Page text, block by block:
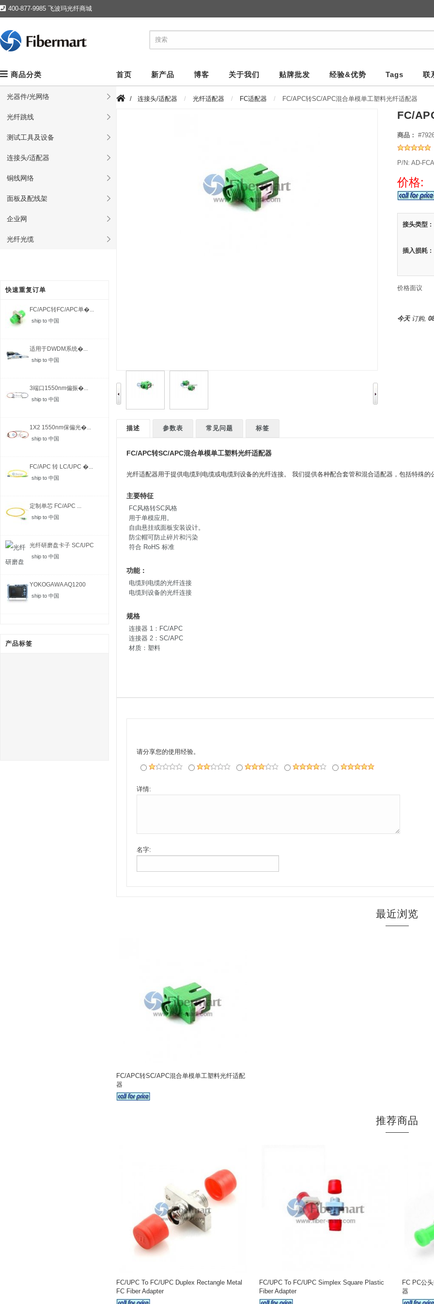
400-877-9985 飞波玛光纤商城
商品分类
光器件/光网络
光纤跳线
测试工具及设备
连接头/适配器
铜线网络
面板及配线架
企业网
光纤光缆
首页 新产品 博客 关于我们 贴牌批发 经验&优势 Tags 联
快速重复订单
FC/APC转FC/APC单�...
ship to 中国
适用于DWDM系统�...
ship to 中国
3端口1550nm偏振�...
ship to 中国
1X2 1550nm保偏光�...
ship to 中国
FC/APC 转 LC/UPC �...
ship to 中国
定制单芯 FC/APC ...
ship to 中国
光纤研磨盘卡子 SC/UPC
ship to 中国
YOKOGAWA AQ1200
MFT-...
ship to 中国
产品标签
/ 连接头/适配器 光纤适配器 FC适配器 FC/APC转SC/APC混合单模单工塑料光纤适配器
FC/
商品：
P/N: AD-
价格:
接头类型 :
插入损耗 :
价格面议
今天订购,
描述 参数表 常见问题 标签
FC/APC转SC/APC混合单模单工塑料光纤适配器
光纤适配器用于提供电缆到电缆或电缆到设备的光纤连接。 我们提供各种配合套管和混合适配器，包括特殊的
主要特征
FC风格转SC风格
用于单模应用。
自由悬挂或面板安装设计。
防尘帽可防止碎片和污染
符合 RoHS 标准
功能：
电缆到电缆的光纤连接
电缆到设备的光纤连接
规格
连接器 1：FC/APC
连接器 2：SC/APC
材质：塑料
请分享您的使用经验。
详情:
名字:
最近浏览
FC/APC转SC/APC混合单模单工塑料光纤适配
器
推荐商品
FC/UPC To FC/UPC Duplex Rectangle Metal
FC Fiber Adapter
FC/UPC To FC/UPC Simplex Square Plastic
Fiber Adapter
FC PC公
器